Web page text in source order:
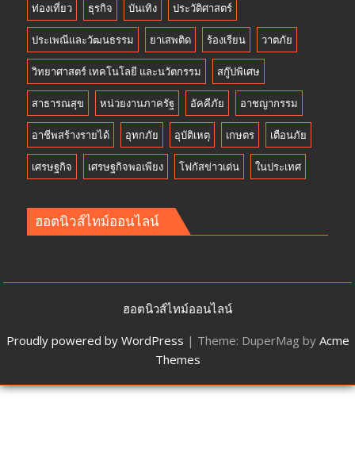
ท่องเที่ยว ธุรกิจ บันเทิง ประวัติศาสตร์
ประเพณีและวัฒนธรรม ยาเสพติด ร้องเรียน วาตภัย
วิทยาศาสตร์ เทคโนโลยี และนวัตกรรม สกู๊ปพิเศษ
สาธารณสุข หน่วยงานภาครัฐ อัคคีภัย อาชญากรรม
อาชีพสร้างรายได้ อุทกภัย อุบัติเหตุ เกษตร เตือนภัย
เศรษฐกิจ เศรษฐกิจพอเพียง โฟกัสข่าวเด่น ในประเทศ
ฮอตนิวส์ไทม์ออนไลน์
ฮอตนิวส์ไทม์ออนไลน์
Proudly powered by WordPress | Theme: DuperMag by Acme
Themes